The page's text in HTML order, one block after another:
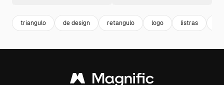
triangulo de design retangulo logo listras